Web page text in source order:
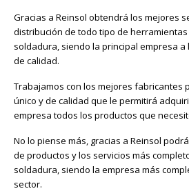
Gracias a Reinsol obtendrá los mejores
distribución de todo tipo de
soldadura, siendo la principal empresa
de calidad.
Trabajamos con los mejores fabricantes
único y de calidad que le permitirá
empresa todos los productos que
No lo piense más, gracias a Reinsol
de productos y los servicios más
soldadura, siendo la empresa más
sector.